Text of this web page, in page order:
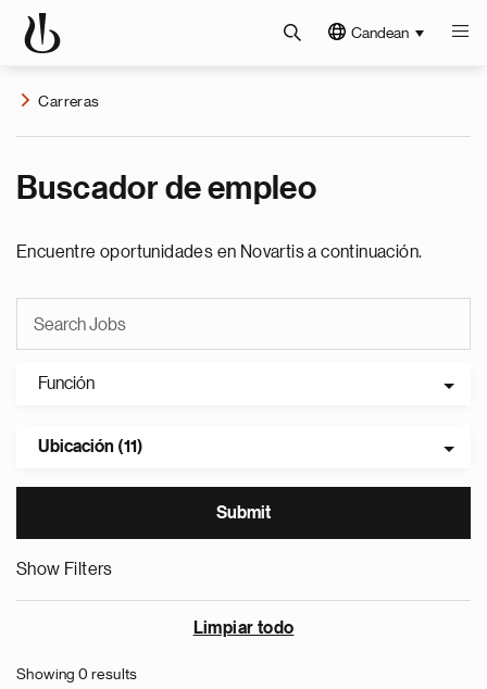
Candean
Carreras
Buscador de empleo
Encuentre oportunidades en Novartis a continuación.
Función
Ubicación (11)
Show Filters
Limpiar todo
Showing 0 results